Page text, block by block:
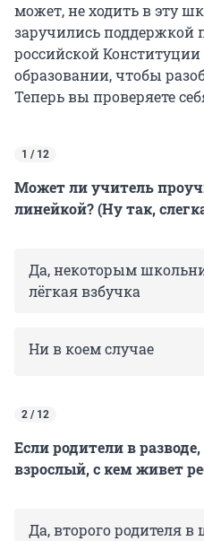
может, не ходить в эту
заручились поддержкой
российской Конституции
образовании, чтобы
Теперь вы проверяете
1 / 12
Может ли учитель
линейкой? (Ну так,
Да, некоторым
лёгкая взбучка
Ни в коем случае
2 / 12
Если родители в
взрослый, с кем живет
Да, второго родителя в